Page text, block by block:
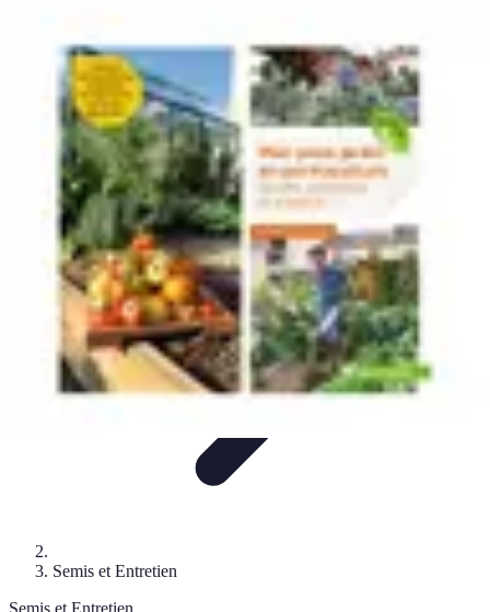
ÉcologiqueAstuces et Conseils
Guide Légumes
Semis et Entretien
Semis et Entretien